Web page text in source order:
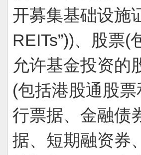
开募集基础设施
REITs”))、股票
允许基金投资的
(包括港股通股
行票据、金融债
据、短期融资券